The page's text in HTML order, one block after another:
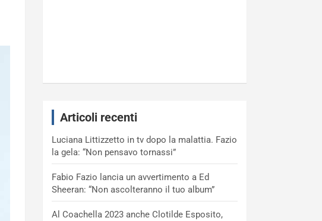
Articoli recenti
Luciana Littizzetto in tv dopo la malattia. Fazio
la gela: “Non pensavo tornassi”
Fabio Fazio lancia un avvertimento a Ed
Sheeran: “Non ascolteranno il tuo album”
Al Coachella 2023 anche Clotilde Esposito,